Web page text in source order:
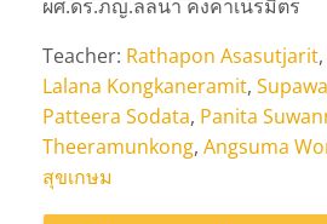
ผศ.ดร.ภญ.ลลนา คงคาเนรมิตร
Teacher: Rathapon Asasutjarit,
Lalana Kongkaneramit,
Patteera Sodata, Panita
Theeramunkong, Angsuma
สุขเกษม